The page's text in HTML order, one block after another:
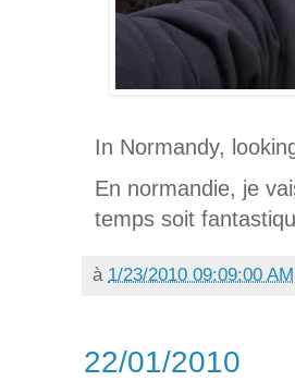
In Normandy,
En normandie, je
temps soit
à 1/23/2010 09:09:00 AM
22/01/2010